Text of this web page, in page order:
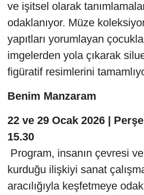
ve işitsel olarak
odaklanıyor. Müze
yapıtları yorumlayan
imgelerden yola çıkarak
figüratif resimlerini
Benim Manzaram
22 ve 29 Ocak 2026 |
15.30
Program, insanın çevresi
kurduğu ilişkiyi sanat
aracılığıyla keşfetmeye